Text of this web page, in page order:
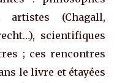
artistes (Chagall,
scientifiques
; ces rencontres
le livre et étayées